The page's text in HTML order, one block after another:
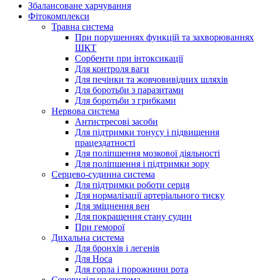
Збалансоване харчування
Фітокомплекси
Травна система
При порушеннях функцій та захворюваннях
ШКТ
Сорбенти при інтоксикації
Для контроля ваги
Для печінки та жовчовивідних шляхів
Для боротьби з паразитами
Для боротьби з грибками
Нервова система
Антистресові засоби
Для підтримки тонусу і підвищення
працездатності
Для поліпшення мозкової діяльності
Для поліпшення і підтримки зору
Серцево-судинна система
Для підтримки роботи серця
Для нормалізації артеріального тиску
Для зміцнення вен
Для покращення стану судин
При геморої
Дихальна система
Для бронхів і легенів
Для Носа
Для горла і порожнини рота